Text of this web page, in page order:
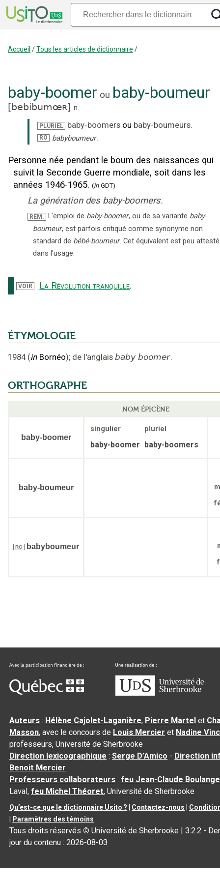
Accueil /Tous les articles de dictionnaire /
baby-boomer ou baby-boumeur
[bebibumœʀ] n.
PLURIEL baby-boomers ou baby-boumeurs.
RO babyboumeur.
Personne née pendant le boum des naissances qui
suivit la Seconde Guerre mondiale, soit dans les
années 1946-1965. (in GDT)
La génération des baby-boomers.
REM. L'emploi de baby-boomer, ou de sa variante baby-
boumeur, est parfois critiqué comme synonyme non
standard de bébé-boumeur. Cet équivalent est peu attesté
dans l'usage.
VOIR La Révolution tranquille.
ÉTYMOLOGIE
1984 (in Bornéo); de l'anglais baby boomer.
ORTHOGRAPHE
NOM ÉPICÈNE
baby-boomer
singulier pluriel
baby-boomer baby-boomers
baby-boumeur
RO babyboumeur
Auteurs : Hélène Cajolet-Laganière, Pierre Martel et
Masson, avec le concours de Louis Mercier et Nadine
professeurs, Université de Sherbrooke
Direction lexicographique :Serge D’Amico - Direction
Benoit Mercier
Professeurs collaborateurs :feu Jean-Claude
Laval,feu Michel Théoret, Université de Sherbrooke
Qu’est-ce que le dictionnaire Usito ? Contactez-nous
Paramètres des témoins
Tous droits réservés © Université de Sherbrooke |3.2.2 -
jour du contenu :2026-08-03